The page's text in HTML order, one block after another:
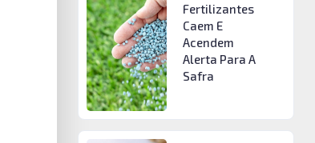
Fertilizantes
Caem E
Acendem
Alerta Para A
Safra